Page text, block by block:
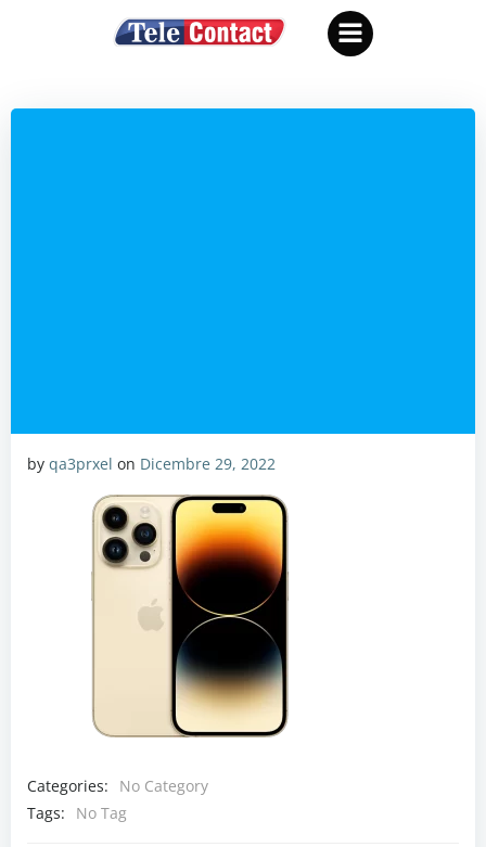
al
by qa3prxel on Dicembre 29, 2022
Categories:
No Category
Tags:
No Tag